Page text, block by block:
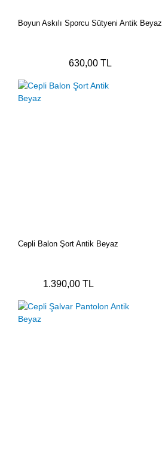
Boyun Askılı Sporcu Sütyeni Antik Beyaz
630,00 TL
Cepli Balon Şort Antik Beyaz
1.390,00 TL